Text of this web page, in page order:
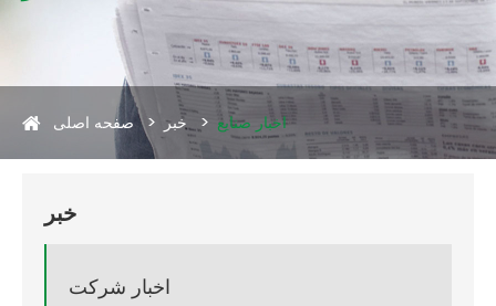
صفحه اصلی خبر اخبار صنایع
خبر
اخبار شرکت